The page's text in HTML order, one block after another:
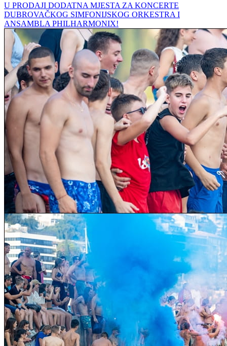
U PRODAJI DODATNA MJESTA ZA KONCERTE
DUBROVAČKOG SIMFONIJSKOG ORKESTRA I
ANSAMBLA PHILHARMONIX!